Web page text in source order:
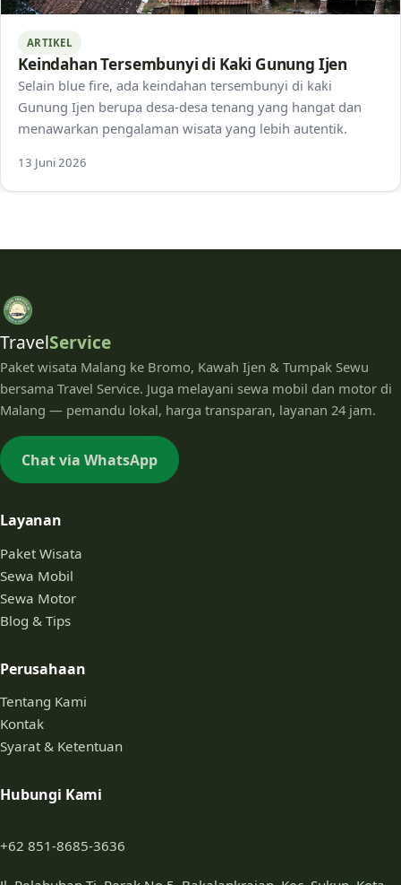
ARTIKEL
Keindahan Tersembunyi di Kaki Gunung Ijen
Selain blue fire, ada keindahan tersembunyi di kaki
Gunung Ijen berupa desa-desa tenang yang hangat dan
menawarkan pengalaman wisata yang lebih autentik.
13 Juni 2026
TravelService
Paket wisata Malang ke Bromo, Kawah Ijen & Tumpak Sewu
bersama Travel Service. Juga melayani sewa mobil dan motor di
Malang — pemandu lokal, harga transparan, layanan 24 jam.
Chat via WhatsApp
Layanan
Paket Wisata
Sewa Mobil
Sewa Motor
Blog & Tips
Perusahaan
Tentang Kami
Kontak
Syarat & Ketentuan
Hubungi Kami
+62 851-8685-3636